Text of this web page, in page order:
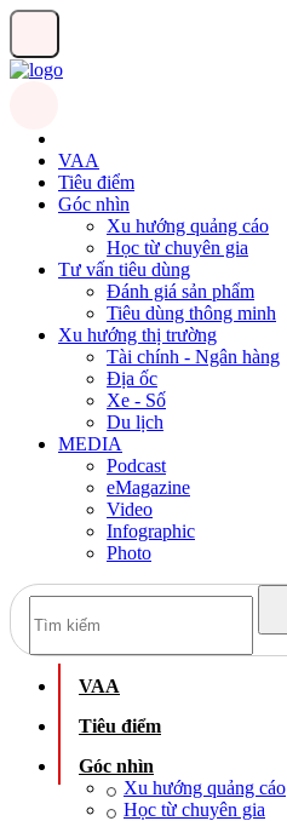
VAA
Tiêu điểm
Góc nhìn
Xu hướng quảng cáo
Học từ chuyên gia
Tư vấn tiêu dùng
Đánh giá sản phẩm
Tiêu dùng thông minh
Xu hướng thị trường
Tài chính - Ngân hàng
Địa ốc
Xe - Số
Du lịch
MEDIA
Podcast
eMagazine
Video
Infographic
Photo
VAA
Tiêu điểm
Góc nhìn
Xu hướng quảng cáo
Học từ chuyên gia